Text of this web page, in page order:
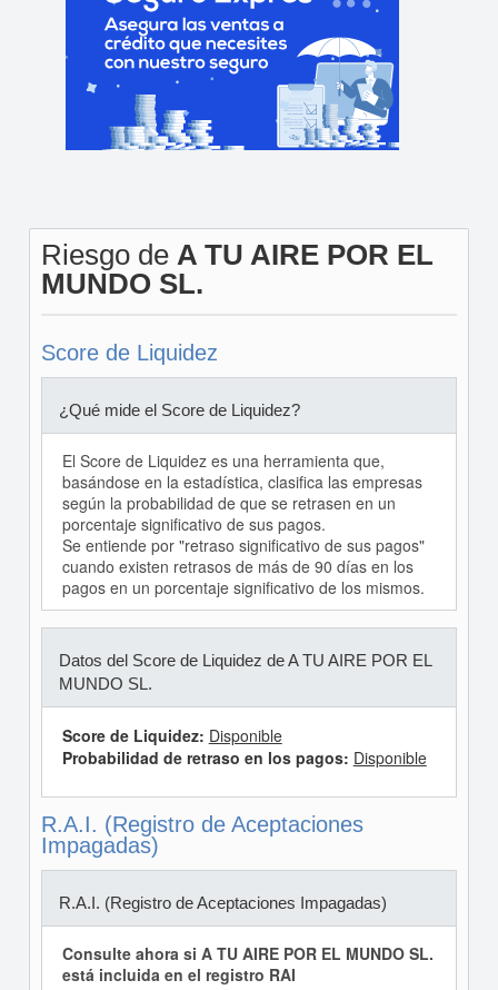
Riesgo de A TU AIRE POR EL
MUNDO SL.
Score de Liquidez
¿Qué mide el Score de Liquidez?
El Score de Liquidez es una herramienta que,
basándose en la estadística, clasifica las empresas
según la probabilidad de que se retrasen en un
porcentaje significativo de sus pagos.
Se entiende por "retraso significativo de sus pagos"
cuando existen retrasos de más de 90 días en los
pagos en un porcentaje significativo de los mismos.
Datos del Score de Liquidez de A TU AIRE POR EL
MUNDO SL.
Score de Liquidez: Disponible
Probabilidad de retraso en los pagos: Disponible
R.A.I. (Registro de Aceptaciones
Impagadas)
R.A.I. (Registro de Aceptaciones Impagadas)
Consulte ahora si A TU AIRE POR EL MUNDO SL.
está incluida en el registro RAI